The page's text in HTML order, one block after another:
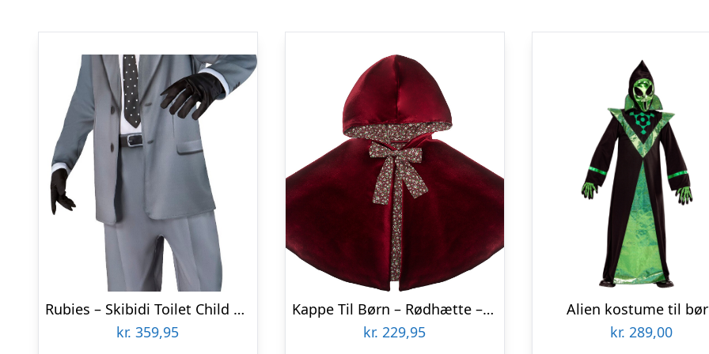
Rubies – Skibidi Toilet Child Costume – Speakerman (140 Cm)
kr. 359,95
Kappe Til Børn – Rødhætte – Mimi & Lula
kr. 229,95
Alien kostume til
kr. 289,00